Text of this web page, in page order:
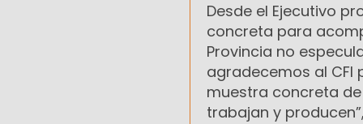
Desde el Ejecutivo
concreta para
Provincia no
agradecemos al CFI
muestra concreta
trabajan y